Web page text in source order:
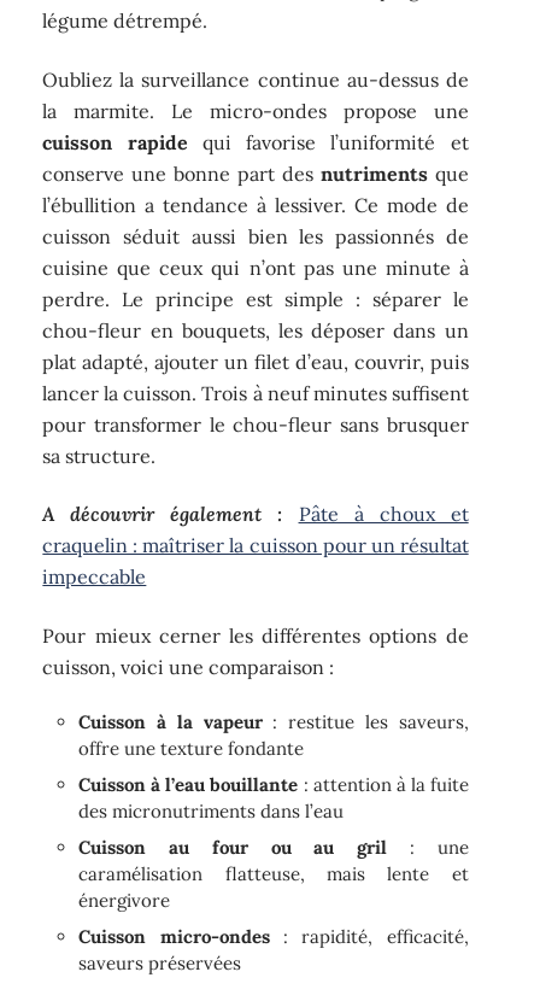
légume détrempé.
Oubliez la surveillance continue au-dessus de
la marmite. Le micro-ondes propose une
cuisson rapide qui favorise l’uniformité et
conserve une bonne part des nutrimentsque
l’ébullition a tendance à lessiver. Ce mode de
cuisson séduit aussi bien les passionnés de
cuisine que ceux qui n’ont pas une minute à
perdre. Le principe est simple : séparer le
chou-fleur en bouquets, les déposer dans un
plat adapté, ajouter un filet d’eau, couvrir, puis
lancer la cuisson. Trois à neuf minutes suffisent
pour transformer le chou-fleur sans brusquer
sa structure.
A découvrir également :
Pâte à choux et
craquelin : maîtriser la cuisson pour un résultat
impeccable
Pour mieux cerner les différentes options de
cuisson, voici une comparaison :
Cuisson à la vapeur: restitue les saveurs,
offre une texture fondante
Cuisson à l’eau bouillante : attention à la fuite
des micronutriments dans l’eau
Cuisson au four ou au gril : une
caramélisation flatteuse, mais lente et
énergivore
Cuisson micro-ondes: rapidité, efficacité,
saveurs préservées